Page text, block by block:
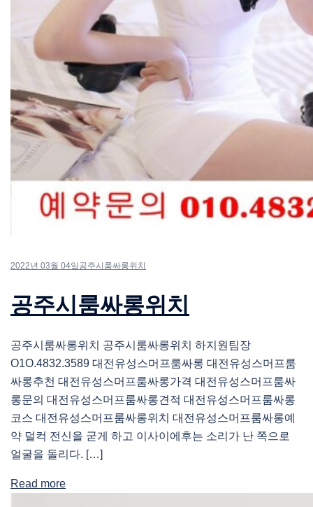
2022년 03월 04일 공주시룸싸롱위치
공주시룸싸롱위치
공주시룸싸롱위치 공주시룸싸롱위치 하지원팀장
O1O.4832.3589 대전유성스머프룸싸롱 대전유성스머프룸
싸롱추천 대전유성스머프룸싸롱가격 대전유성스머프룸싸
롱문의 대전유성스머프룸싸롱견적 대전유성스머프룸싸롱
코스 대전유성스머프룸싸롱위치 대전유성스머프룸싸롱예
약 덜컥 전신을 굳게 하고 이사이에후는 소리가 난 쪽으로
얼굴을 돌리다. […]
Read more